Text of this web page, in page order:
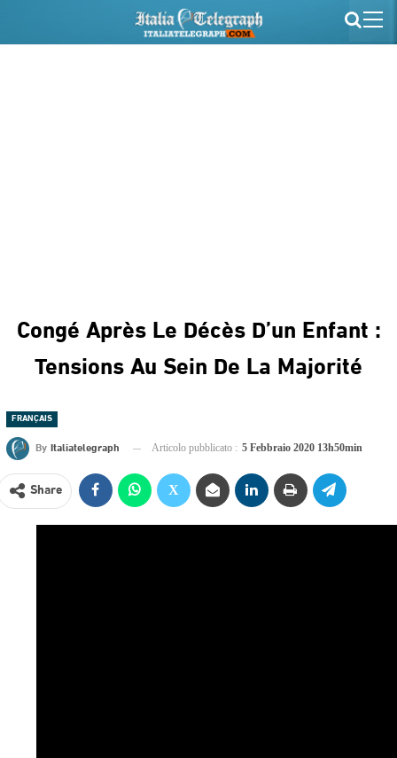
Congé Après Le Décès D’un Enfant :
Tensions Au Sein De La Majorité
FRANÇAIS
By Italiatelegraph Articolo pubblicato : 5 Febbraio 2020 13h50min
Share